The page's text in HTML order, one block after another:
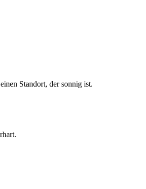
Standort, der sonnig ist.